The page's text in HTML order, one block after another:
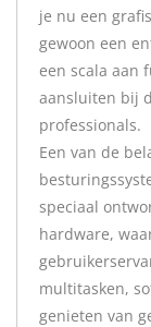
je nu een
gewoon een
een scala aan
aansluiten bij
professionals.
Een van de
speciaal
hardware,
multitasken,
genieten van